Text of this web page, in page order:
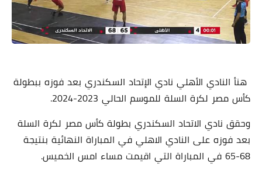
هنأ النادي الأهلي نادي الإتحاد السكندري بعد فوزه ببطولة
كأس مصر لكرة السلة للموسم الحالي 2023-2024.
وحقق نادي الاتحاد السكندري بطولة كأس مصر لكرة السلة
بعد فوزه على النادي الاهلي في المباراة النهائية بنتيجة
68-65 في المباراة التي اقيمت مساء امس الخميس.